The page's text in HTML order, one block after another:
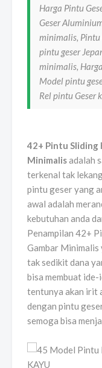
Harga Pintu
Geser
minimalis, Pintu
pintu geser
minimalis,
Model pintu
Rel pintu Geser
42+ Pintu Sliding
Minimalisadalah
terkenal tak
pintu geser yang
awal adalah
kebutuhan anda
Penampilan 42+
Gambar Minimalis
tak sedikit dana
bisa membuat
tentunya akan irit
dengan pintu
semoga bisa